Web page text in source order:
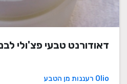
דאודורנט טבעי פצ'ולי
Olio רעננות מן הטבע